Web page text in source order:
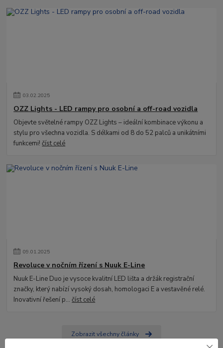
03.02.2025
OZZ Lights - LED rampy pro osobní a off-road vozidla
Objevte světelné rampy OZZ Lights – ideální kombinace výkonu a
stylu pro všechna vozidla. S délkami od 8 do 52 palců a unikátními
funkcemi!číst celé
09.01.2025
Revoluce v nočním řízení s Nuuk E-Line
Nuuk E-Line Duo je vysoce kvalitní LED lišta a držák registrační
značky, který nabízí vysoký dosah, homologaci E a vestavěné relé.
Inovativní řešení p...číst celé
Zobrazit všechny články